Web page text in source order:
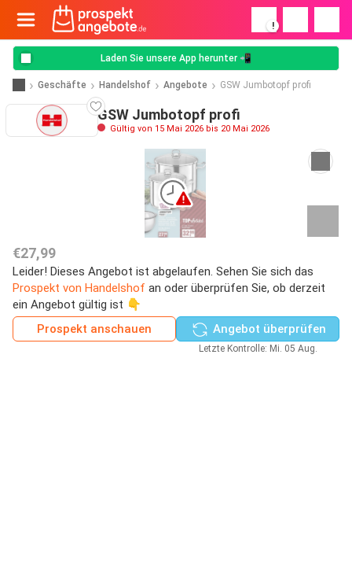
!
Laden Sie unsere App herunter 📲
Geschäfte Handelshof Angebote GSW Jumbotopf profi
GSW Jumbotopf profi
Gültig von 15 Mai 2026 bis 20 Mai 2026
€27,99
Leider! Dieses Angebot ist abgelaufen. Sehen Sie sich das
Prospekt von Handelshof an oder überprüfen Sie, ob derzeit
ein Angebot gültig ist 👇
Prospekt anschauen
Angebot überprüfen
Letzte Kontrolle: Mi. 05 Aug.